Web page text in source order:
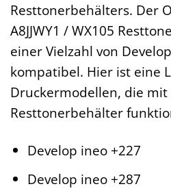
Resttonerbehälters. Der
A8JJWY1 / WX105
einer Vielzahl von
kompatibel. Hier ist eine
Druckermodellen, die mit
Resttonerbehälter
Develop ineo +227
Develop ineo +287